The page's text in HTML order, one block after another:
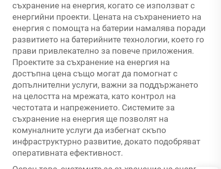
съхранение на енергия, когато се използват с
енергийни проекти. Цената на съхранението на
енергия с помощта на батерии намалява поради
развитието на батерийните технологии, което го
прави привлекателно за повече приложения.
Проектите за съхранение на енергия на
достъпна цена също могат да помогнат с
допълнителни услуги, важни за поддържането
на целостта на мрежата, като контрол на
честотата и напрежението. Системите за
съхранение на енергия ще позволят на
комуналните услуги да избегнат скъпо
инфраструктурно развитие, докато подобряват
оперативната ефективност.